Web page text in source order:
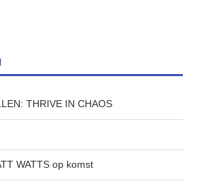
THRIVE IN CHAOS
WATTS op komst